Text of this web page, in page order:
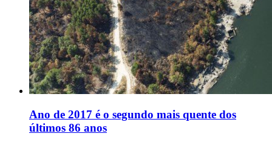
Ano de 2017 é o segundo mais quente dos
últimos 86 anos